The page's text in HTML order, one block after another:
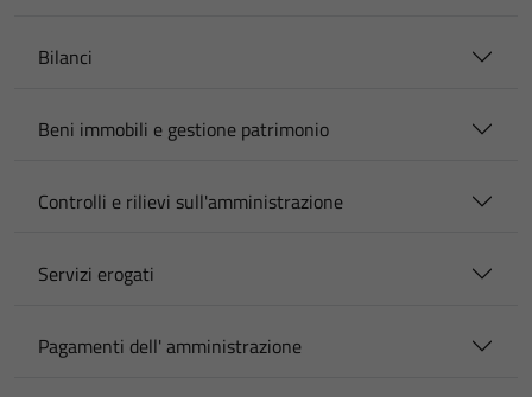
Bilanci
Beni immobili e gestione patrimonio
Controlli e rilievi sull'amministrazione
Servizi erogati
Pagamenti dell' amministrazione